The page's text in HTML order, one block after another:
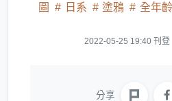
圖
日系 塗鴉 全年
2022-05-25 19:40 刊登
分享